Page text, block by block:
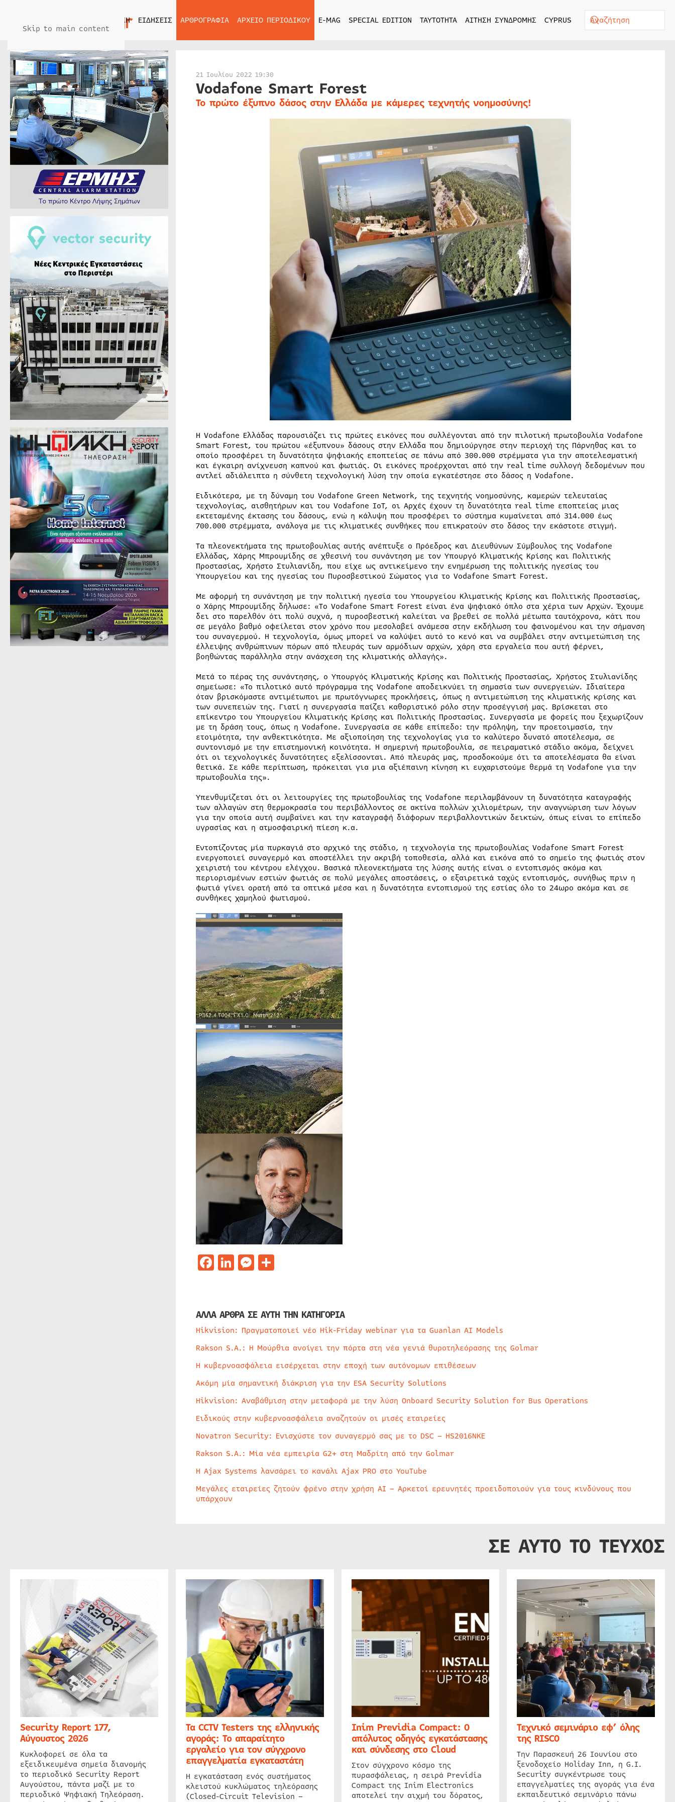
Skip to main content
ΑΡΧΙΚΗ ΕΙΔΗΣΕΙΣ ΑΡΘΡΟΓΡΑΦΙΑ ΑΡΧΕΙΟ ΠΕΡΙΟΔΙΚΟΥ E-MAG SPECIAL EDITION ΤΑΥΤΟΤΗΤΑ ΑΙΤΗΣΗ ΣΥΝΔΡΟΜΗΣ CYPRUS
21 Ιουλίου 2022 19:30
Vodafone Smart Forest
Το πρώτο έξυπνο δάσος στην Ελλάδα με κάμερες τεχνητής νοημοσύνης!
H Vodafone Ελλάδας παρουσιάζει τις πρώτες εικόνες που συλλέγονται από την πιλοτική πρωτοβουλία Vodafone
Smart Forest, του πρώτου «έξυπνου» δάσους στην Ελλάδα που δημιούργησε στην περιοχή της Πάρνηθας και το
οποίο προσφέρει τη δυνατότητα ψηφιακής εποπτείας σε πάνω από 300.000 στρέμματα για την αποτελεσματική
και έγκαιρη ανίχνευση καπνού και φωτιάς. Οι εικόνες προέρχονται από την real time συλλογή δεδομένων που
αντλεί αδιάλειπτα η σύνθετη τεχνολογική λύση την οποία εγκατέστησε στο δάσος η Vodafone.
Ειδικότερα, με τη δύναμη του Vodafone Green Network, της τεχνητής νοημοσύνης, καμερών τελευταίας
τεχνολογίας, αισθητήρων και του Vodafone ΙοΤ, οι Αρχές έχουν τη δυνατότητα real time εποπτείας μιας
εκτεταμένης έκτασης του δάσους, ενώ η κάλυψη που προσφέρει το σύστημα κυμαίνεται από 314.000 έως
700.000 στρέμματα, ανάλογα με τις κλιματικές συνθήκες που επικρατούν στο δάσος την εκάστοτε στιγμή.
Τα πλεονεκτήματα της πρωτοβουλίας αυτής ανέπτυξε ο Πρόεδρος και Διευθύνων Σύμβουλος της Vodafone
Ελλάδας, Χάρης Μπρουμίδης σε χθεσινή του συνάντηση με τον Υπουργό Κλιματικής Κρίσης και Πολιτικής
Προστασίας, Χρήστο Στυλιανίδη, που είχε ως αντικείμενο την ενημέρωση της πολιτικής ηγεσίας του
Υπουργείου και της ηγεσίας του Πυροσβεστικού Σώματος για το Vodafone Smart Forest.
Με αφορμή τη συνάντηση με την πολιτική ηγεσία του Υπουργείου Κλιματικής Κρίσης και Πολιτικής Προστασίας,
ο Χάρης Μπρουμίδης δήλωσε: «To Vodafone Smart Forest είναι ένα ψηφιακό όπλο στα χέρια των Αρχών. Έχουμε
δει στο παρελθόν ότι πολύ συχνά, η πυροσβεστική καλείται να βρεθεί σε πολλά μέτωπα ταυτόχρονα, κάτι που
σε μεγάλο βαθμό οφείλεται στον χρόνο που μεσολαβεί ανάμεσα στην εκδήλωση του φαινομένου και την σήμανση
του συναγερμού. Η τεχνολογία, όμως μπορεί να καλύψει αυτό το κενό και να συμβάλει στην αντιμετώπιση της
έλλειψης ανθρώπινων πόρων από πλευράς των αρμόδιων αρχών, χάρη στα εργαλεία που αυτή φέρνει,
βοηθώντας παράλληλα στην ανάσχεση της κλιματικής αλλαγής».
Μετά το πέρας της συνάντησης, ο Υπουργός Κλιματικής Κρίσης και Πολιτικής Προστασίας, Χρήστος Στυλιανίδης
σημείωσε: «Το πιλοτικό αυτό πρόγραμμα της Vodafone αποδεικνύει τη σημασία των συνεργειών. Ιδιαίτερα
όταν βρισκόμαστε αντιμέτωποι με πρωτόγνωρες προκλήσεις, όπως η αντιμετώπιση της κλιματικής κρίσης και
των συνεπειών της. Γιατί η συνεργασία παίζει καθοριστικό ρόλο στην προσέγγισή μας. Βρίσκεται στο
επίκεντρο του Υπουργείου Κλιματικής Κρίσης και Πολιτικής Προστασίας. Συνεργασία με φορείς που ξεχωρίζουν
με τη δράση τους, όπως η Vodafone. Συνεργασία σε κάθε επίπεδο: την πρόληψη, την προετοιμασία, την
ετοιμότητα, την ανθεκτικότητα. Με αξιοποίηση της τεχνολογίας για το καλύτερο δυνατό αποτέλεσμα, σε
συντονισμό με την επιστημονική κοινότητα. Η σημερινή πρωτοβουλία, σε πειραματικό στάδιο ακόμα, δείχνει
ότι οι τεχνολογικές δυνατότητες εξελίσσονται. Από πλευράς μας, προσδοκούμε ότι τα αποτελέσματα θα είναι
θετικά. Σε κάθε περίπτωση, πρόκειται για μια αξιέπαινη κίνηση κι ευχαριστούμε θερμά τη Vodafone για την
πρωτοβουλία της».
Υπενθυμίζεται ότι οι λειτουργίες της πρωτοβουλίας της Vodafone περιλαμβάνουν τη δυνατότητα καταγραφής
των αλλαγών στη θερμοκρασία του περιβάλλοντος σε ακτίνα πολλών χιλιομέτρων, την αναγνώριση των λόγων
για την οποία αυτή συμβαίνει και την καταγραφή διάφορων περιβαλλοντικών δεικτών, όπως είναι το επίπεδο
υγρασίας και η ατμοσφαιρική πίεση κ.α.
Εντοπίζοντας μία πυρκαγιά στο αρχικό της στάδιο, η τεχνολογία της πρωτοβουλίας Vodafone Smart Forest
ενεργοποιεί συναγερμό και αποστέλλει την ακριβή τοποθεσία, αλλά και εικόνα από το σημείο της φωτιάς στον
χειριστή του κέντρου ελέγχου. Βασικά πλεονεκτήματα της λύσης αυτής είναι ο εντοπισμός ακόμα και
περιορισμένων εστιών φωτιάς σε πολύ μεγάλες αποστάσεις, ο εξαιρετικά ταχύς εντοπισμός, συνήθως πριν η
φωτιά γίνει ορατή από τα οπτικά μέσα και η δυνατότητα εντοπισμού της εστίας όλο το 24ωρο ακόμα και σε
συνθήκες χαμηλού φωτισμού.
Facebook
LinkedIn
Messenger
Μοιραστείτε
ΑΛΛΑ ΑΡΘΡΑ ΣΕ ΑΥΤΗ ΤΗΝ ΚΑΤΗΓΟΡΙΑ
Hikvision: Πραγματοποιεί νέο Hik-Friday webinar για τα Guanlan AI Models
Rakson S.A.: Η Μούρθια ανοίγει την πόρτα στη νέα γενιά θυροτηλεόρασης της Golmar
Η κυβερνοασφάλεια εισέρχεται στην εποχή των αυτόνομων επιθέσεων
Ακόμη μία σημαντική διάκριση για την ESA Security Solutions
Hikvision: Αναβάθμιση στην μεταφορά με την λύση Onboard Security Solution for Bus Operations
Ειδικούς στην κυβερνοασφάλεια αναζητούν οι μισές εταιρείες
Novatron Security: Ενισχύστε τον συναγερμό σας με το DSC – HS2016NKE
Rakson S.A.: Μία νέα εμπειρία G2+ στη Μαδρίτη από την Golmar
Η Ajax Systems λανσάρει το κανάλι Ajax PRO στο YouTube
Μεγάλες εταιρείες ζητούν φρένο στην χρήση AI – Αρκετοί ερευνητές προειδοποιούν για τους κινδύνους που
υπάρχουν
ΣΕ ΑΥΤΟ ΤΟ ΤΕΥΧΟΣ
Security Report 177,
Αύγουστος 2026
Κυκλοφορεί σε όλα τα
εξειδικευμένα σημεία διανομής
το περιοδικό Security Report
Αυγούστου, πάντα μαζί με το
περιοδικό Ψηφιακή Τηλεόραση.
Τα CCTV Testers της ελληνικής
αγοράς: Το απαραίτητο
εργαλείο για τον σύγχρονο
επαγγελματία εγκαταστάτη
Η εγκατάσταση ενός συστήματος
κλειστού κυκλώματος τηλεόρασης
(Closed-Circuit Television –
Inim Previdia Compact: Ο
απόλυτος οδηγός εγκατάστασης
και σύνδεσης στο Cloud
Στον σύγχρονο κόσμο της
πυρασφάλειας, η σειρά Previdia
Compact της Inim Electronics
αποτελεί την αιχμή του δόρατος,
Τεχνικό σεμινάριο εφ’ όλης
της RISCO
Την Παρασκευή 26 Ιουνίου στο
ξενοδοχείο Holiday Inn, η G.I.
Security συγκέντρωσε τους
επαγγελματίες της αγοράς για ένα
εκπαιδευτικό σεμινάριο πάνω